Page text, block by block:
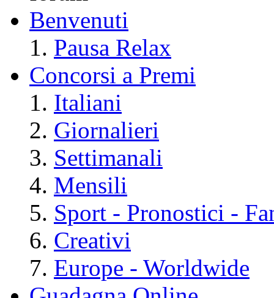
Benvenuti
Pausa Relax
Concorsi a Premi
Italiani
Giornalieri
Settimanali
Mensili
Sport - Pronostici -
Creativi
Europe - Worldwide